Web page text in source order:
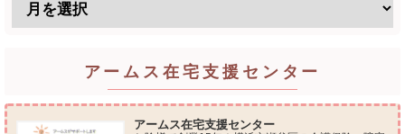
アームス在宅支援センター
アームス在宅支援センター